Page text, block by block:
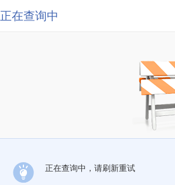
正在查询中
正在查询中，请刷新重试